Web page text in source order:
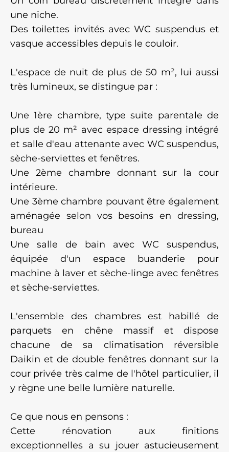
une niche.
Des toilettes invités avec WC suspendus et
vasque accessibles depuis le couloir.
L'espace de nuit de plus de 50 m², lui aussi
très lumineux, se distingue par :
Une 1ère chambre, type suite parentale de
plus de 20 m² avec espace dressing intégré
et salle d'eau attenante avec WC suspendus,
sèche-serviettes et fenêtres.
Une 2ème chambre donnant sur la cour
intérieure.
Une 3ème chambre pouvant être également
aménagée selon vos besoins en dressing,
bureau
Une salle de bain avec WC suspendus,
équipée d'un espace buanderie pour
machine à laver et sèche-linge avec fenêtres
et sèche-serviettes.
L'ensemble des chambres est habillé de
parquets en chêne massif et dispose
chacune de sa climatisation réversible
Daikin et de double fenêtres donnant sur la
cour privée très calme de l'hôtel particulier, il
y règne une belle lumière naturelle.
Ce que nous en pensons :
Cette rénovation aux finitions
exceptionnelles a su jouer astucieusement